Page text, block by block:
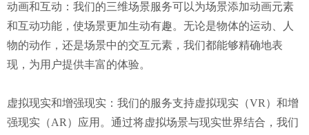
动画和互动：我们的三维场景服务可以为场景添加动画元素
和互动功能，使场景更加生动有趣。无论是物体的运动、人
物的动作，还是场景中的交互元素，我们都能够精确地表
现，为用户提供丰富的体验。
虚拟现实和增强现实：我们的服务支持虚拟现实（VR）和增
强现实（AR）应用。通过将虚拟场景与现实世界结合，我们